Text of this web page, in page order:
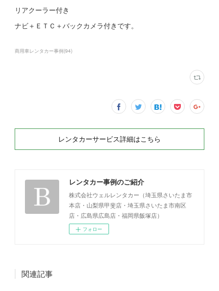
リアクーラー付き
ナビ＋ＥＴＣ＋バックカメラ付きです。
商用車レンタカー事例(94)
レンタカーサービス詳細はこちら
レンタカー事例のご紹介
株式会社ウェルレンタカー（埼玉県さいたま市
本店・山梨県甲斐店・埼玉県さいたま市南区
店・広島県広島店・福岡県飯塚店）
フォロー
関連記事